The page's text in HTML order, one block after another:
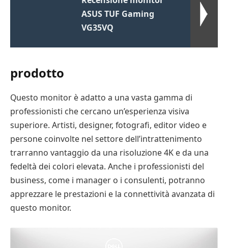
ASUS TUF Gaming
VG35VQ
prodotto
Questo monitor è adatto a una vasta gamma di
professionisti che cercano un’esperienza visiva
superiore. Artisti, designer, fotografi, editor video e
persone coinvolte nel settore dell’intrattenimento
trarranno vantaggio da una risoluzione 4K e da una
fedeltà dei colori elevata. Anche i professionisti del
business, come i manager o i consulenti, potranno
apprezzare le prestazioni e la connettività avanzata di
questo monitor.